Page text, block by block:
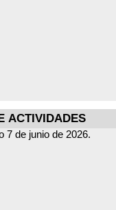
ACTIVIDADES
7 de junio de 2026.